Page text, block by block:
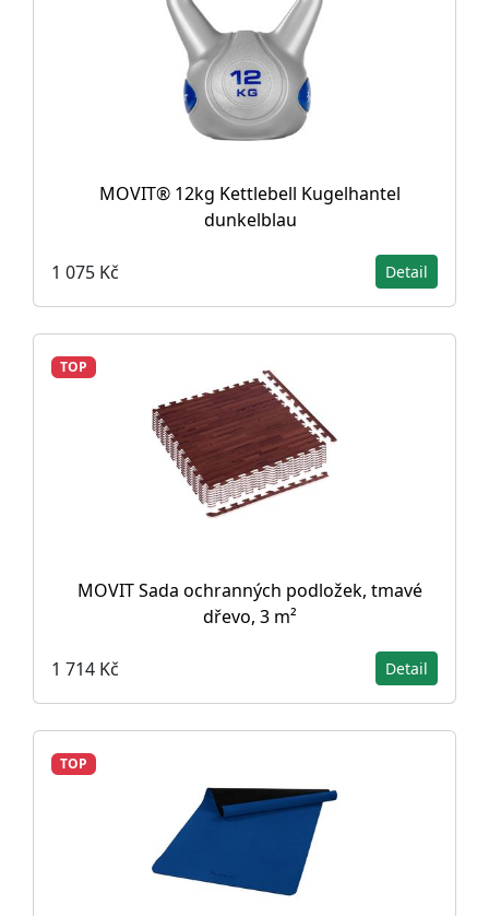
MOVIT® 12kg Kettlebell Kugelhantel
dunkelblau
1 075 Kč Detail
TOP
MOVIT Sada ochranných podložek, tmavé
dřevo, 3 m²
1 714 Kč Detail
TOP